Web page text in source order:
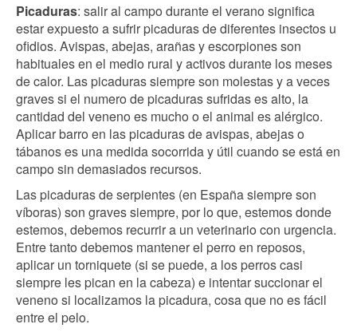
Picaduras: salir al campo durante el verano significa
estar expuesto a sufrir picaduras de diferentes insectos u
ofidios. Avispas, abejas, arañas y escorpiones son
habituales en el medio rural y activos durante los meses
de calor. Las picaduras siempre son molestas y a veces
graves si el numero de picaduras sufridas es alto, la
cantidad del veneno es mucho o el animal es alérgico.
Aplicar barro en las picaduras de avispas, abejas o
tábanos es una medida socorrida y útil cuando se está en
campo sin demasiados recursos.
Las picaduras de serpientes (en España siempre son
víboras) son graves siempre, por lo que, estemos donde
estemos, debemos recurrir a un veterinario con urgencia.
Entre tanto debemos mantener el perro en reposos,
aplicar un torniquete (si se puede, a los perros casi
siempre les pican en la cabeza) e intentar succionar el
veneno si localizamos la picadura, cosa que no es fácil
entre el pelo.